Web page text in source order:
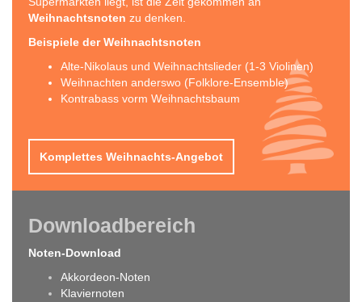
Weihnachtsnoten zu denken.
Beispiele der Weihnachtsnoten
Alte-Nikolaus und Weihnachtslieder (1-3 Violinen)
Weihnachten anderswo (Folklore-Ensemble)
Kontrabass vorm Weihnachtsbaum
Komplettes Weihnachts-Angebot
Downloadbereich
Noten-Download
Akkordeon-Noten
Klaviernoten